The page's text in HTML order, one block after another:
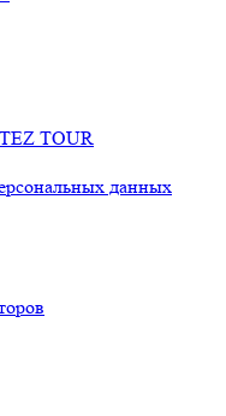
TOUR
данных